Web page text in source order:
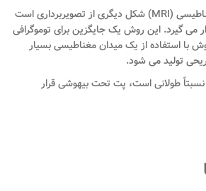
jصویربرداری رزونانس مغناطیسی (MRI) شکل دیگری از تصویربرداری است
می گیرد. این روش یک جایگزین برای توموگرافی
با استفاده از یک میدان مغناطیسی بسیار
تولید می شود.
نسبتاً طولانی است، پت تحت بیهوشی قرار